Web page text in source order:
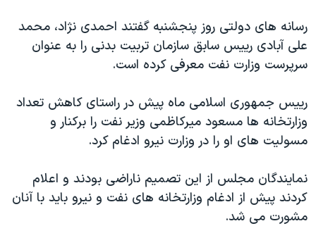
اسرائیل در جنگ
نرگس محمدی برنده جایزه نوبل صلح
صفحه‌های ویژه
سفر پرزیدنت ترامپ به چین
رسانه های دولتی روز پنجشنبه گفتند احمدی نژاد، محمد
علی آبادی رییس سابق سازمان تربیت بدنی را به عنوان
سرپرست وزارت نفت معرفی کرده است.
رییس جمهوری اسلامی ماه پیش در راستای کاهش تعداد
وزارتخانه ها مسعود میرکاظمی وزیر نفت را برکنار و
مسولیت های او را در وزارت نیرو ادغام کرد.
نمایندگان مجلس از این تصمیم ناراضی بودند و اعلام
کردند پیش از ادغام وزارتخانه های نفت و نیرو باید با آنان
مشورت می شد.